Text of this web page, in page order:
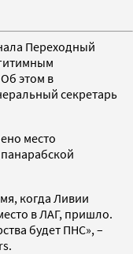
Переходный
этом в
секретарь
место
когда Ливии
в ЛАГ, пришло.
будет ПНС», –